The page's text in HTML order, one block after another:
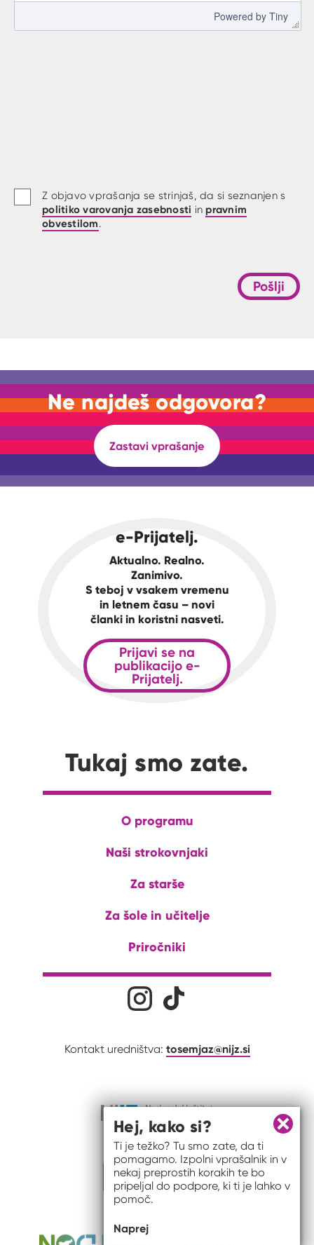
Powered by Tiny
Z objavo vprašanja se strinjaš, da si seznanjen s
politiko varovanja zasebnosti in pravnim
obvestilom.
Pošlji
Ne najdeš odgovora?
Zastavi vprašanje
e-Prijatelj.
Aktualno. Realno.
Zanimivo.
S teboj v vsakem vremenu
in letnem času – novi
članki in koristni nasveti.
Prijavi se na
publikacijo e-
Prijatelj.
Tukaj smo zate.
O programu
Naši strokovnjaki
Za starše
Za šole in učitelje
Priročniki
Družabna omrežjaNa naš Instagram profil
Kontakt uredništva: tosemjaz@nijz.si
Zapri
Hej, kako si?
Ti je težko? Tu smo zate, da ti
pomagamo. Izpolni vprašalnik in v
nekaj preprostih korakih te bo
pripeljal do podpore, ki ti je lahko v
pomoč.
Naprej